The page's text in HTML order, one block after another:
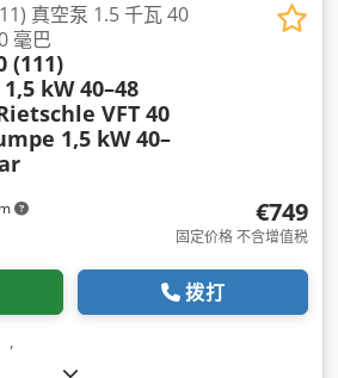
真空泵 1.5 千瓦 40
毫巴
(111)
kW 40–48
VFT 40
1,5 kW 40–
€749
固定价格 不含增值税
拨打
,